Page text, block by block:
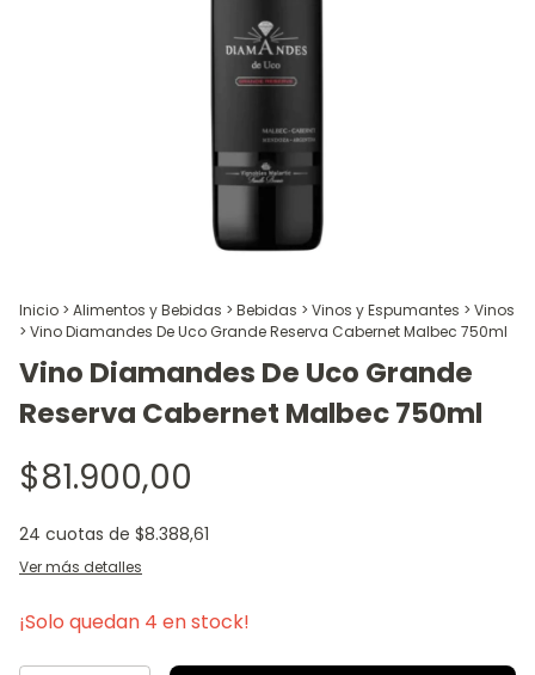
Inicio > Alimentos y Bebidas > Bebidas > Vinos y Espumantes > Vinos
> Vino Diamandes De Uco Grande Reserva Cabernet Malbec 750ml
Vino Diamandes De Uco Grande
Reserva Cabernet Malbec 750ml
$81.900,00
24 cuotas de $8.388,61
Ver más detalles
¡Solo quedan 4 en stock!